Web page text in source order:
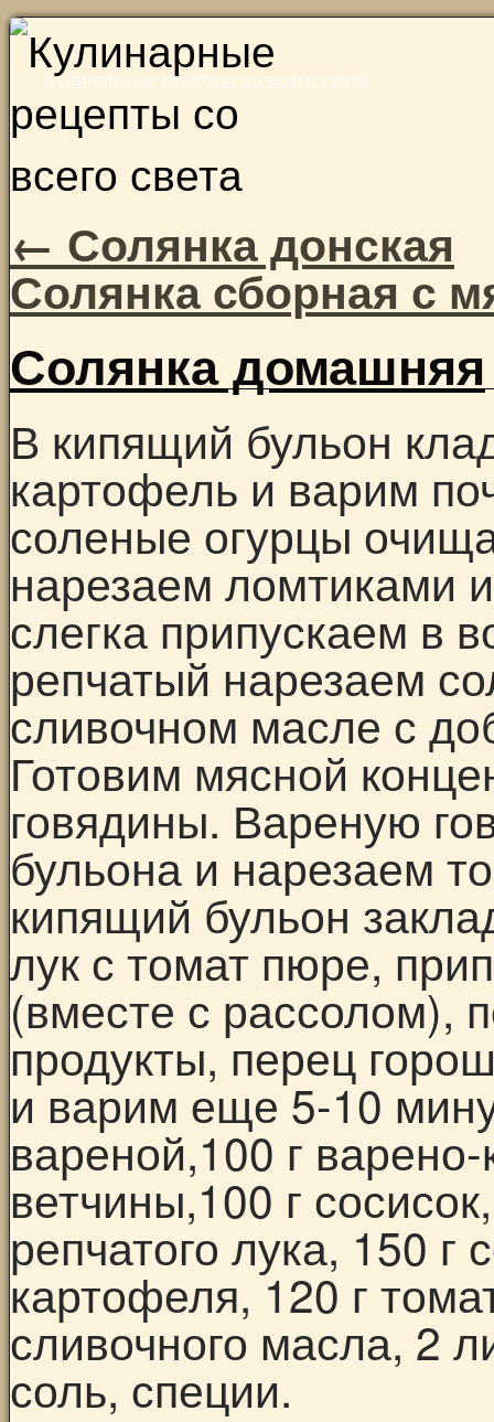
Кулинарные рецепты со всего света
Skip
content
← Солянка донская
Солянка сборная с
Солянка домашняя
В кипящий бульон
картофель и варим
соленые огурцы
нарезаем ломтиками
слегка припускаем в
репчатый нарезаем
сливочном масле с
Готовим мясной
говядины. Вареную
бульона и нарезаем
кипящий бульон
лук с томат пюре,
(вместе с рассолом),
продукты, перец
и варим еще 5-10
вареной,100 г
ветчины,100 г
репчатого лука, 150 г
картофеля, 120 г
сливочного масла, 2
соль, специи.